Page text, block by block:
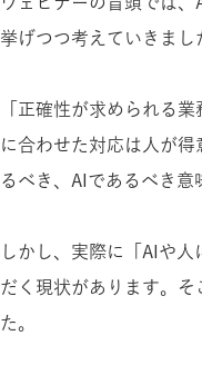
挙げつつ考えていきまし
「正確性が求められる
に合わせた対応は人が
るべき、AIであるべき意
しかし、実際に「AIや
だく現状があります。
た。